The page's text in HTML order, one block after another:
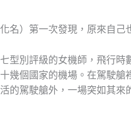
名）第一次發現，原來自己
型別評級的女機師，飛行時
幾個國家的機場。在駕駛艙
的駕駛艙外，一場突如其來